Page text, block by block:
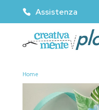
Assistenza
Home